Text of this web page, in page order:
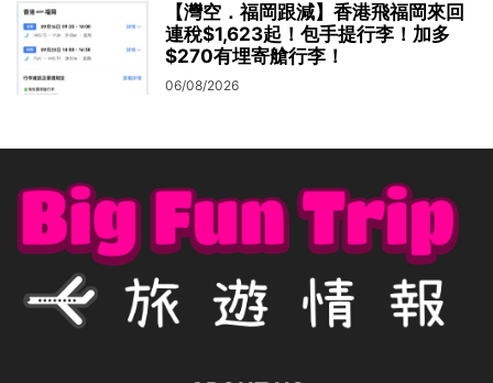
【灣空．福岡跟減】香港飛福岡來回
連稅$1,623起！包手提行李！加多
$270有埋寄艙行李！
06/08/2026